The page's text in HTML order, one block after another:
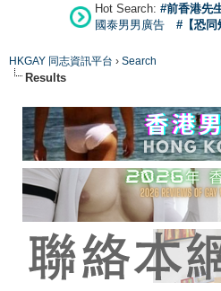
Hot Search: #前香港先
國泰男男廣告
#【恐同
HKGAY 同志資訊平台 › Search
Results